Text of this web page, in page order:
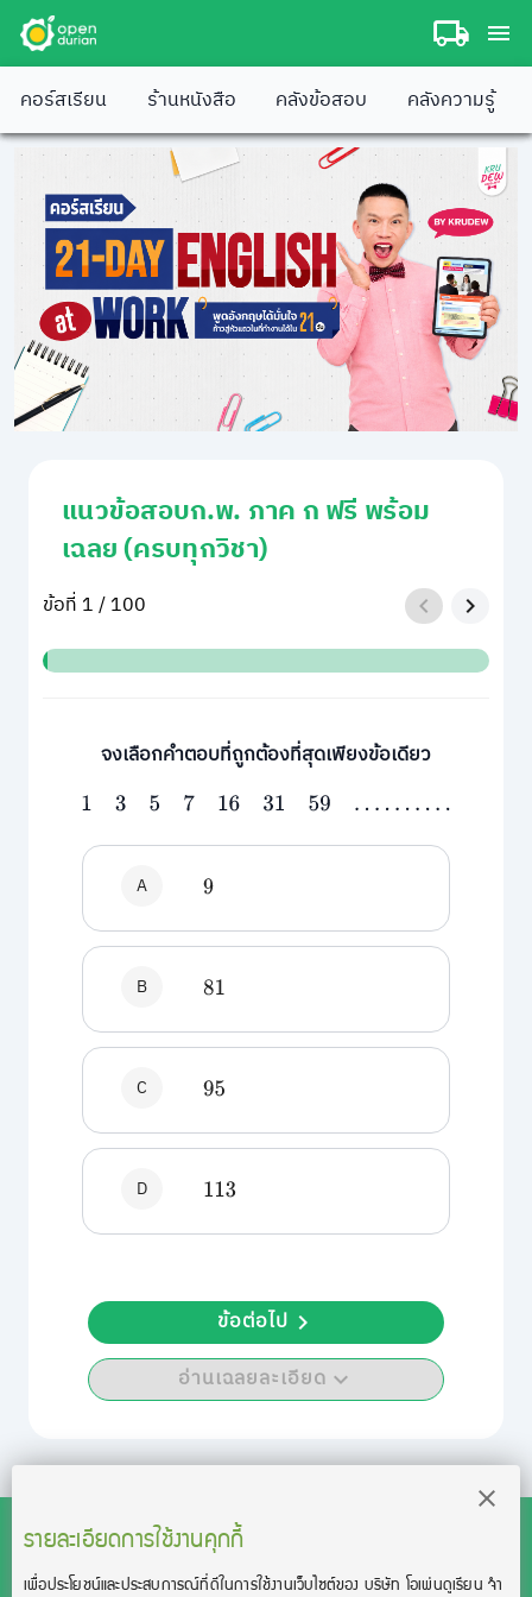
คอร์สเรียน ร้านหนังสือ คลังข้อสอบ คลังความรู้
แนวข้อสอบก.พ. ภาค ก ฟรี พร้อม
เฉลย (ครบทุกวิชา)
ข้อที่ 1 / 100
จงเลือกคําตอบที่ถูกต้องที่สุดเพียงข้อเดียว
1
57 1631 59 .....
A 9
B 81
C 95
D 113
อ่านเฉลยละเอียด
ข้อต่อไป
รายละเอียดการใช้งานคุกกี้
เพื่อประโยชน์และประสบการณ์ที่ดีในการใช้งานเว็บไซต์ของ บริษัท โอเพ่นดูเรียน จํา